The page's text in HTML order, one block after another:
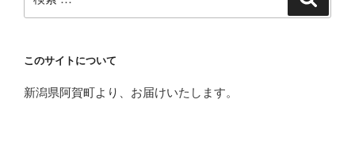
索:
このサイトについて
新潟県阿賀町より、お届けいたします。